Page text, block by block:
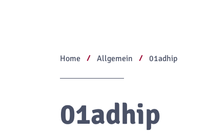
Home Allgemein 01adhip
01adhip